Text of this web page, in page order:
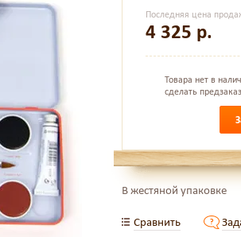
Последняя цена
4 325 р.
Товара нет в
сделать
В жестяной упаковке
Сравнить